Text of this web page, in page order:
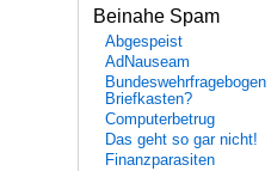
Beinahe Spam
Abgespeist
AdNauseam
Bundeswehrfragebogen
Briefkasten?
Computerbetrug
Das geht so gar nicht!
Finanzparasiten